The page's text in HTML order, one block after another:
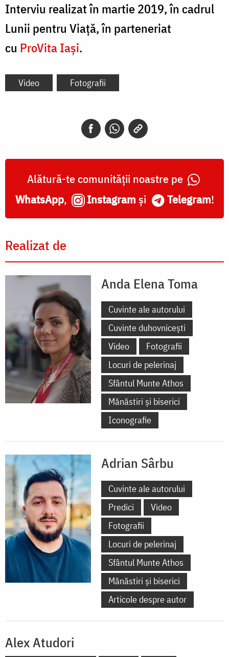
Interviu realizat în martie 2019, în cadrul
Lunii pentru Viață, în parteneriat
cu ProVita Iași.
Video Fotografii
Alătură-te comunității noastre pe
WhatsApp, Instagram și Telegram!
Realizat de
Anda Elena Toma
Cuvinte ale autorului
Cuvinte duhovnicești
Video
Fotografii
Locuri de pelerinaj
Sfântul Munte Athos
Mănăstiri și biserici
Iconografie
Adrian Sârbu
Cuvinte ale autorului
Predici
Video
Fotografii
Locuri de pelerinaj
Sfântul Munte Athos
Mănăstiri și biserici
Articole despre autor
Alex Atudori